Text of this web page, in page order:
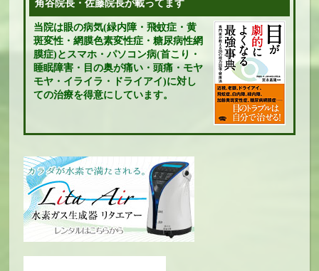
角谷院長・佐藤院長が載ってます
当院は眼の病気(緑内障・飛蚊症・黄
斑変性・網膜色素変性症・糖尿病性網
膜症)とスマホ・パソコン病(首こり・
睡眠障害・目の奥が痛い・頭痛・モヤ
モヤ・イライラ・ドライアイ)に対し
ての治療を得意にしています。